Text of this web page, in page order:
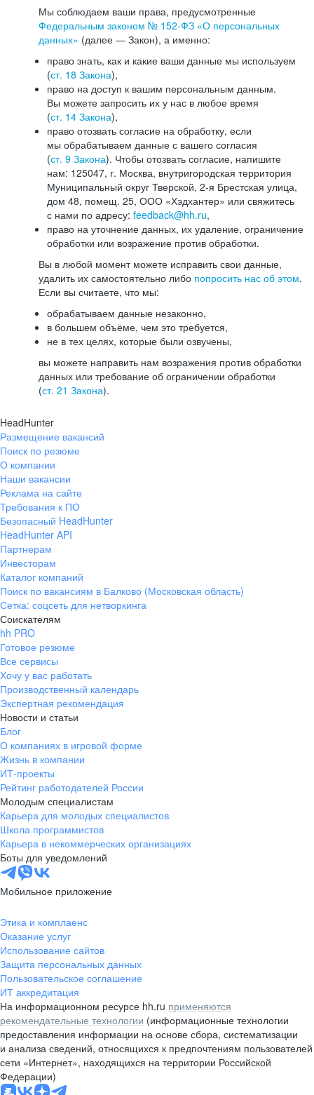
Мы соблюдаем ваши права, предусмотренные
Федеральным законом № 152-ФЗ «О персональных
данных» (далее — Закон), а именно:
право знать, как и какие ваши данные мы используем
(ст. 18 Закона),
право на доступ к вашим персональным данным.
Вы можете запросить их у нас в любое время
(ст. 14 Закона),
право отозвать согласие на обработку, если
мы обрабатываем данные с вашего согласия
(ст. 9 Закона). Чтобы отозвать согласие, напишите
нам: 125047, г. Москва, внутригородская территория
Муниципальный округ Тверской, 2-я Брестская улица,
дом 48, помещ. 25, ООО «Хэдхантер» или свяжитесь
с нами по адресу: feedback@hh.ru,
право на уточнение данных, их удаление, ограничение
обработки или возражение против обработки.
Вы в любой момент можете исправить свои данные,
удалить их самостоятельно либо попросить нас об этом.
Если вы считаете, что мы:
обрабатываем данные незаконно,
в большем объёме, чем это требуется,
не в тех целях, которые были озвучены,
вы можете направить нам возражения против обработки
данных или требование об ограничении обработки
(ст. 21 Закона).
HeadHunter
Размещение вакансий
Поиск по резюме
О компании
Наши вакансии
Реклама на сайте
Требования к ПО
Безопасный HeadHunter
HeadHunter API
Партнерам
Инвесторам
Каталог компаний
Поиск по вакансиям в Балково (Московская область)
Сетка: соцсеть для нетворкинга
Соискателям
hh PRO
Готовое резюме
Все сервисы
Хочу у вас работать
Производственный календарь
Экспертная рекомендация
Новости и статьи
Блог
О компаниях в игровой форме
Жизнь в компании
ИТ-проекты
Рейтинг работодателей России
Молодым специалистам
Карьера для молодых специалистов
Школа программистов
Карьера в некоммерческих организациях
Боты для уведомлений
Мобильное приложение
Этика и комплаенс
Оказание услуг
Использование сайтов
Защита персональных данных
Пользовательское соглашение
ИТ аккредитация
На информационном ресурсе hh.ru применяются
рекомендательные технологии (информационные технологии
предоставления информации на основе сбора, систематизации
и анализа сведений, относящихся к предпочтениям пользователей
сети «Интернет», находящихся на территории Российской
Федерации)